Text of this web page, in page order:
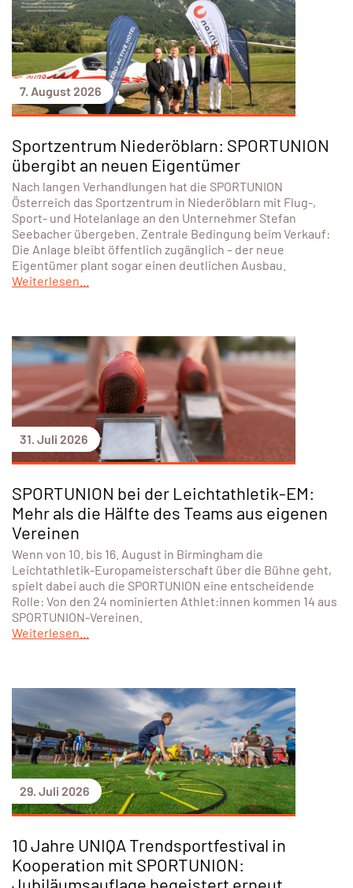
7. August 2026
Sportzentrum Niederöblarn: SPORTUNION
übergibt an neuen Eigentümer
Nach langen Verhandlungen hat die SPORTUNION
Österreich das Sportzentrum in Niederöblarn mit Flug-,
Sport- und Hotelanlage an den Unternehmer Stefan
Seebacher übergeben. Zentrale Bedingung beim Verkauf:
Die Anlage bleibt öffentlich zugänglich – der neue
Eigentümer plant sogar einen deutlichen Ausbau.
Weiterlesen...
31. Juli 2026
SPORTUNION bei der Leichtathletik-EM:
Mehr als die Hälfte des Teams aus eigenen
Vereinen
Wenn von 10. bis 16. August in Birmingham die
Leichtathletik-Europameisterschaft über die Bühne geht,
spielt dabei auch die SPORTUNION eine entscheidende
Rolle: Von den 24 nominierten Athlet:innen kommen 14 aus
SPORTUNION-Vereinen.
Weiterlesen...
29. Juli 2026
10 Jahre UNIQA Trendsportfestival in
Kooperation mit SPORTUNION: